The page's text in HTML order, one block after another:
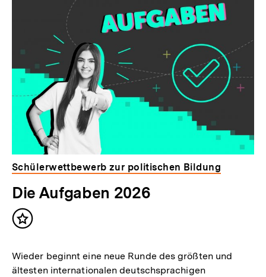
Schülerwettbewerb zur politischen Bildung
Die Aufgaben 2026
Inhalt
Wieder beginnt eine neue Runde des größten und
ältesten internationalen deutschsprachigen